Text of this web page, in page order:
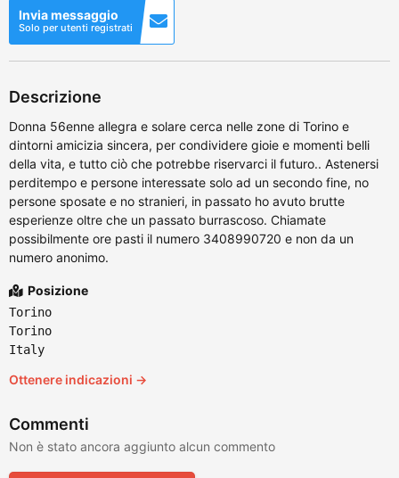
Invia messaggio
Solo per utenti registrati
Descrizione
Donna 56enne allegra e solare cerca nelle zone di Torino e
dintorni amicizia sincera, per condividere gioie e momenti belli
della vita, e tutto ciò che potrebbe riservarci il futuro.. Astenersi
perditempo e persone interessate solo ad un secondo fine, no
persone sposate e no stranieri, in passato ho avuto brutte
esperienze oltre che un passato burrascoso. Chiamate
possibilmente ore pasti il numero 3408990720 e non da un
numero anonimo.
Posizione
Torino
Torino
Italy
Ottenere indicazioni →
Commenti
Non è stato ancora aggiunto alcun commento